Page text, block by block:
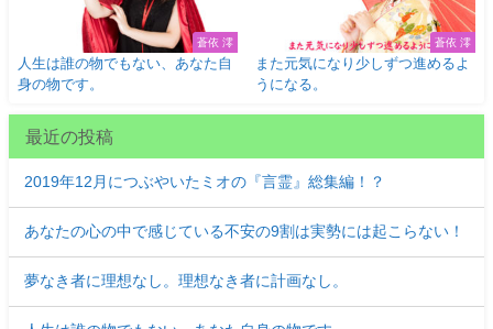
蒼依 澪
人生は誰の物でもない、あなた自
身の物です。
蒼依 澪
また元気になり少しずつ進めるよ
うになる。
最近の投稿
2019年12月につぶやいたミオの『言霊』総集編！？
あなたの心の中で感じている不安の9割は実勢には起こらない！
夢なき者に理想なし。理想なき者に計画なし。